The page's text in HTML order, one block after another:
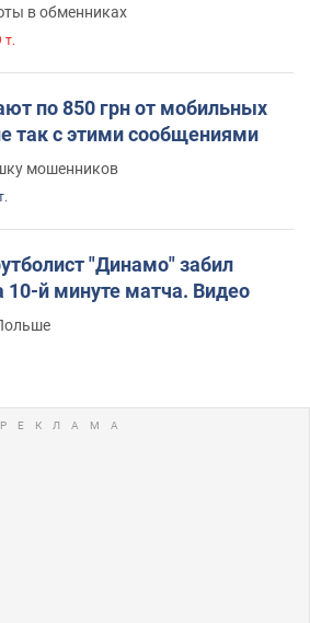
в обменниках
т.
по 850 грн от мобильных
так с этими сообщениями
мошенников
"Динамо" забил
10-й минуте матча. Видео